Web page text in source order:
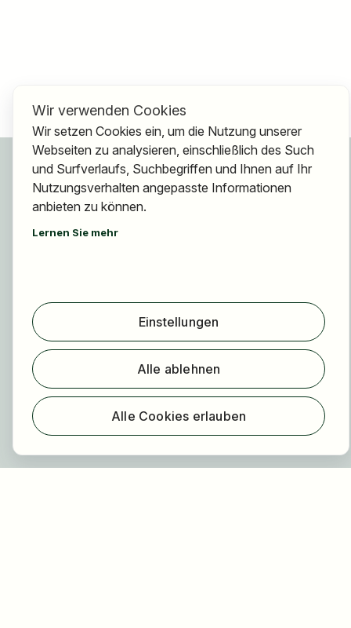
Für Bewerber
Jobs finden
Registrierung
Über uns
FAQ
Blog
Newsletter
Unsere Partner
Wir verwenden Cookies
Wir setzen Cookies ein, um die Nutzung unserer
Webseiten zu analysieren, einschließlich des Such
und Surfverlaufs, Suchbegriffen und Ihnen auf Ihr
Nutzungsverhalten angepasste Informationen
anbieten zu können.
Lernen Sie mehr
Einstellungen
Alle ablehnen
Alle Cookies erlauben